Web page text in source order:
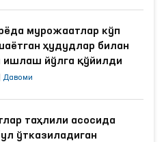
мурожаатлар кўп
ҳудудлар билан
ишлаш йўлга қўйилди
Давоми
таҳлили асосида
ўтказиладиган